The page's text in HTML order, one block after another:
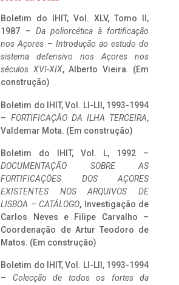
Boletim do IHIT, Vol. XLV, Tomo II,
1987 – Da poliorcética à fortificação
nos Açores – Introdução ao estudo do
sistema defensivo nos Açores nos
séculos XVI-XIX, Alberto Vieira. (Em
construção)
Boletim do IHIT, Vol. LI-LII, 1993-1994
– FORTIFICAÇÃO DA ILHA TERCEIRA,
Valdemar Mota. (Em construção)
Boletim do IHIT, Vol. L, 1992 –
DOCUMENTAÇÃO SOBRE AS
FORTIFICAÇÕES DOS AÇORES
EXISTENTES NOS ARQUIVOS DE
LISBOA – CATÁLOGO, Investigação de
Carlos Neves e Filipe Carvalho –
Coordenação de Artur Teodoro de
Matos. (Em construção)
Boletim do IHIT, Vol. LI-LII, 1993-1994
– Colecção de todos os fortes da